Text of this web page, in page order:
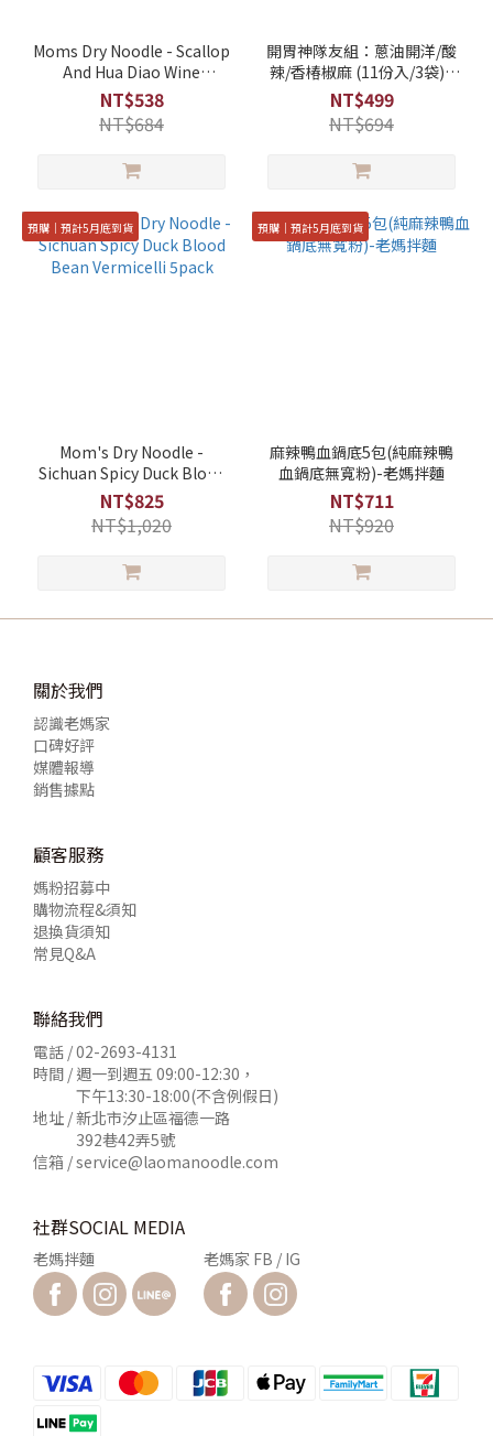
Moms Dry Noodle - Scallop
And Hua Diao Wine
Chicken Noodle Soup
NT$538
NT$684
開胃神隊友組：蔥油開洋/酸
辣/香椿椒麻 (11份入/3袋) -
老媽拌麵
NT$499
NT$694
預購｜預計5月底到貨
Mom's Dry Noodle -
Sichuan Spicy Duck Blood
NT$825
NT$1,020
預購｜預計5月底到貨
麻辣鴨血鍋底5包(純麻辣鴨
血鍋底無寬粉)-老媽拌麵
NT$711
NT$920
關於我們
認識老媽家
口碑好評
媒體報導
銷售據點
顧客服務
媽粉招募中
購物流程&須知
退換貨須知
常見Q&A
聯絡我們
電話 /02-2693-4131
時間 / 週一到週五 09:00-12:30，
下午13:30-18:00(不含例假日)
地址 / 新北市汐止區福德一路
392巷42弄5號
信箱 /service@laomanoodle.com
社群SOCIAL MEDIA
老媽拌麵 老媽家 FB / IG